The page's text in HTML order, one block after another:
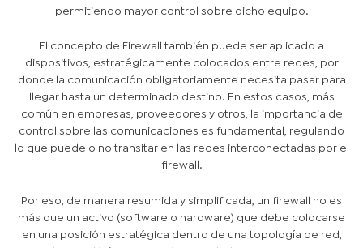
permitiendo mayor control sobre dicho equipo.
El concepto de Firewall también puede ser aplicado a
dispositivos, estratégicamente colocados entre redes, por
donde la comunicación obligatoriamente necesita pasar para
llegar hasta un determinado destino. En estos casos, más
común en empresas, proveedores y otros, la importancia de
control sobre las comunicaciones es fundamental, regulando
lo que puede o no transitar en las redes interconectadas por el
firewall.
Por eso, de manera resumida y simplificada, un firewall no es
más que un activo (software o hardware) que debe colocarse
en una posición estratégica dentro de una topología de red,